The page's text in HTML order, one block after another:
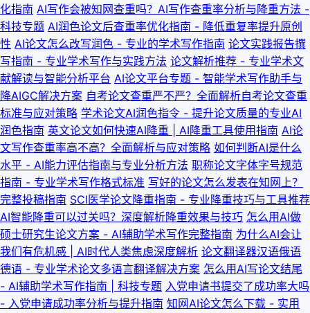
化指南 AI写作会被知网查重吗？AI写作查重率分析与降重方法 -
科技专题 AI润色论文后查重率优化指南 - 降低重复率提升原创
性 AI论文怎么改写润色 - 专业的学术写作指南 论文实践报告撰
写指南 - 专业学术写作与实践方法 论文解析推荐 - 专业学术文
献解读与智能分析平台 AI论文平台专题 - 智能学术写作助手与
降AIGC解决方案 自考论文查重严不严？全面解析自考论文查重
标准与应对策略 学术论文AI润色指令 - 提升论文质量的专业AI
润色指南 英文论文如何快速AI降重 | AI降重工具使用指南 AI论
文写作查重率高不高？全面解析与应对策略 如何判断AI是什么
水平 - AI能力评估指南与专业分析方法 职称论文字体字号规范
指南 - 专业学术写作格式标准 写好的论文怎么发表在知网上？
完整投稿指南 SCI医学论文降重指南 - 专业降重技巧与工具推荐
AI智能降重可以过关吗？深度解析降重效果与技巧 怎么用AI做
硕士研究生论文方案 - AI辅助学术写作完整指南 为什么AI会让
我们有危机感 | AI时代人类焦虑深度解析 论文翻译器汉语俄语
德语 - 专业学术论文多语言翻译解决方案 怎么用AI写论文结尾
- AI辅助学术写作指南 | 科技专题 入党申请书提交了成功率大吗
- 入党申请成功率分析与提升指南 知网AI论文怎么下载 - 实用